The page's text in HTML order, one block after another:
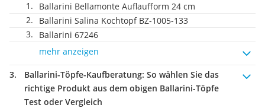
Ballarini Bellamonte Auflaufform 24 cm
Ballarini Salina Kochtopf ‎BZ-1005-133
Ballarini 67246
mehr anzeigen
Ballarini-Töpfe-Kaufberatung: So wählen Sie das
richtige Produkt aus dem obigen Ballarini-Töpfe
Test oder Vergleich